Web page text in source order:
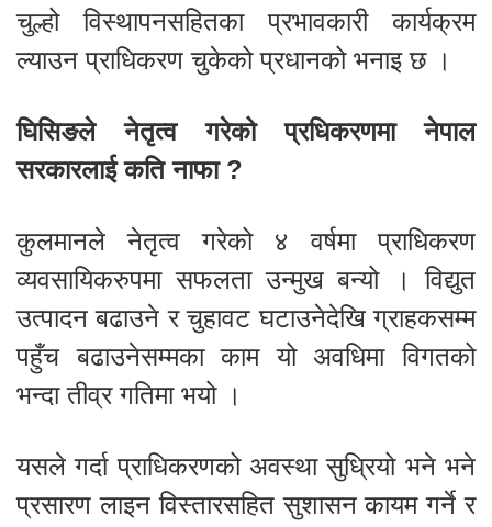
चुल्हो विस्थापनसहितका प्रभावकारी कार्यक्रम
ल्याउन प्राधिकरण चुकेको प्रधानको भनाइ छ ।
घिसिङले नेतृत्व गरेको प्रधिकरणमा नेपाल
सरकारलाई कति नाफा ?
कुलमानले नेतृत्व गरेको ४ वर्षमा प्राधिकरण
व्यवसायिकरुपमा सफलता उन्मुख बन्यो । विद्युत
उत्पादन बढाउने र चुहावट घटाउनेदेखि ग्राहकसम्म
पहुँच बढाउनेसम्मका काम यो अवधिमा विगतको
भन्दा तीव्र गतिमा भयो ।
यसले गर्दा प्राधिकरणको अवस्था सुध्रियो भने भने
प्रसारण लाइन विस्तारसहित सुशासन कायम गर्ने र